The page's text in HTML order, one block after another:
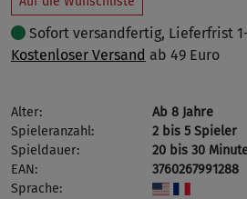
Sofort versandfertig, Lieferfrist
Kostenloser Versand ab 49 Euro
Alter:
Ab 8 Jahre
Spieleranzahl:
2 bis 5 Spieler
Spieldauer:
20 bis 30
EAN:
3760267991288
Sprache: